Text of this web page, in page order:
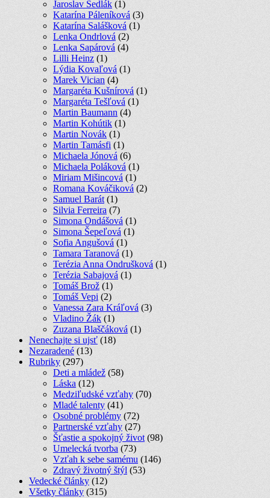
Jaroslav Sedlák (1)
Katarína Páleníková (3)
Katarína Salášková (1)
Lenka Ondrlová (2)
Lenka Sapárová (4)
Lilli Heinz (1)
Lýdia Kovaľová (1)
Marek Vician (4)
Margaréta Kušnírová (1)
Margaréta Tešľová (1)
Martin Baumann (4)
Martin Kohútik (1)
Martin Novák (1)
Martin Tamásfi (1)
Michaela Jónová (6)
Michaela Poláková (1)
Miriam Mišincová (1)
Romana Kováčiková (2)
Samuel Barát (1)
Silvia Ferreira (7)
Simona Ondášová (1)
Simona Šepeľová (1)
Sofia Angušová (1)
Tamara Taranová (1)
Terézia Anna Ondrušková (1)
Terézia Sabajová (1)
Tomáš Brož (1)
Tomáš Vepi (2)
Vanessa Zara Kráľová (3)
Vladino Žák (1)
Zuzana Blaščáková (1)
Nenechajte si ujsť (18)
Nezaradené (13)
Rubriky (297)
Deti a mládež (58)
Láska (12)
Medziľudské vzťahy (70)
Mladé talenty (41)
Osobné problémy (72)
Partnerské vzťahy (27)
Šťastie a spokojný život(98)
Umelecká tvorba (73)
Vzťah k sebe samému (146)
Zdravý životný štýl (53)
Vedecké články (12)
Všetky články (315)